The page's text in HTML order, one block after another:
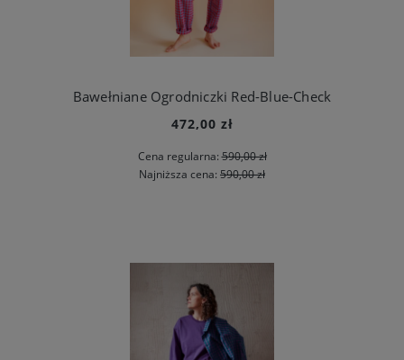
Bawełniane Ogrodniczki Red-Blue-Check
472,00 zł
Cena regularna:590,00 zł
Najniższa cena: 590,00 zł